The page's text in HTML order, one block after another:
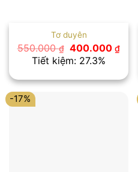
Tơ duyên
550.000₫ Giá
gốc
là:
400.000₫Giá
là:
Tiết kiệm: 27.3%
-17%